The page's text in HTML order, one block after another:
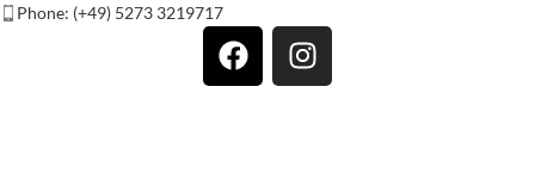
Phone: (+49) 5273 3219717